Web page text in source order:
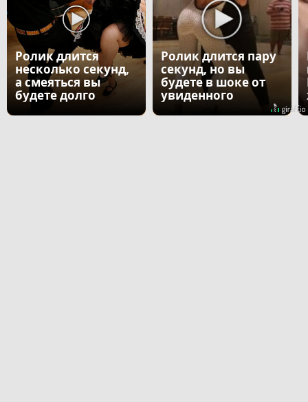
Ролик длится
несколько секунд,
а смеяться вы
будете долго
Ролик длится пару
секунд, но вы
будете в шоке от
увиденного